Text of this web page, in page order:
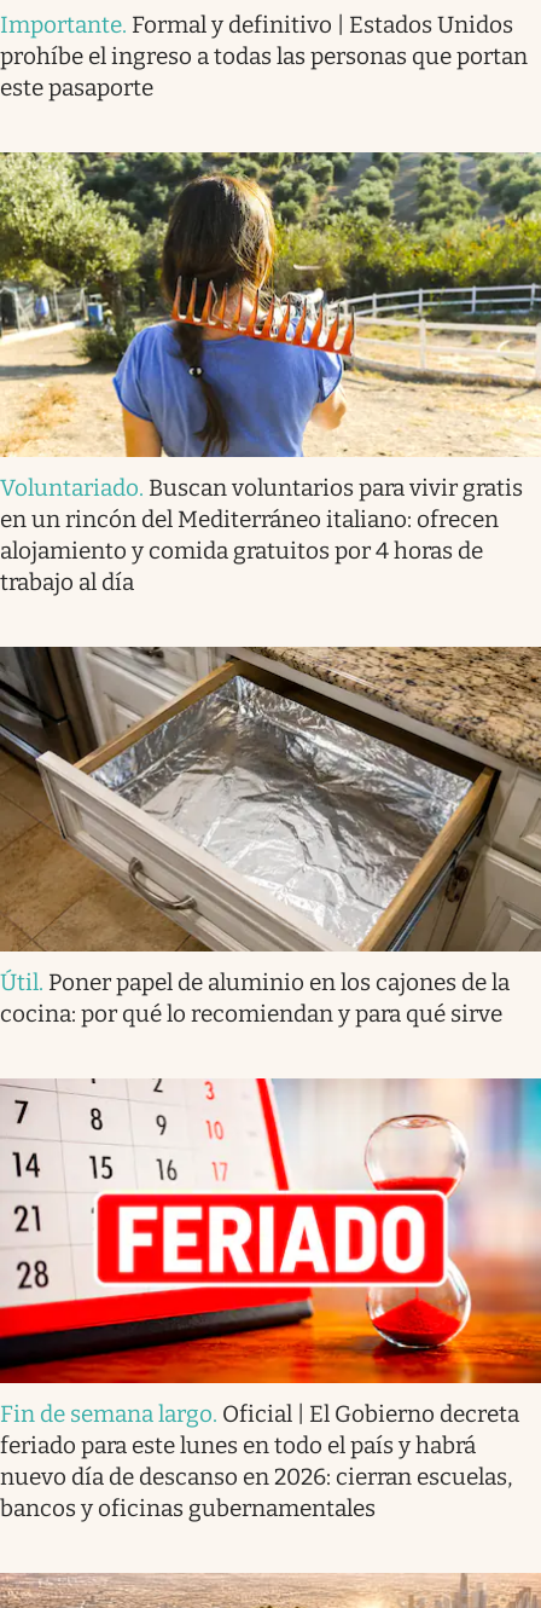
Importante. Formal y definitivo | Estados Unidos
prohíbe el ingreso a todas las personas que portan
este pasaporte
Voluntariado. Buscan voluntarios para vivir gratis
en un rincón del Mediterráneo italiano: ofrecen
alojamiento y comida gratuitos por 4 horas de
trabajo al día
Útil. Poner papel de aluminio en los cajones de la
cocina: por qué lo recomiendan y para qué sirve
Fin de semana largo. Oficial | El Gobierno decreta
feriado para este lunes en todo el país y habrá
nuevo día de descanso en 2026: cierran escuelas,
bancos y oficinas gubernamentales